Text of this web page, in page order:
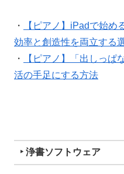
・
【ピアノ】iPadで始め
効率と創造性を両立する
・
【ピアノ】「出しっぱ
活の手足にする方法
‣ 浄書ソフトウェア